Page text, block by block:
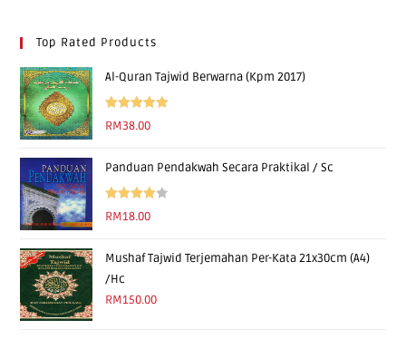
Top Rated Products
Al-Quran Tajwid Berwarna (Kpm 2017)
Rated 5.00
RM38.00
Panduan Pendakwah Secara Praktikal / Sc
Rated
RM18.00
Mushaf Tajwid Terjemahan Per-Kata 21x30cm (A4)
/Hc
RM150.00